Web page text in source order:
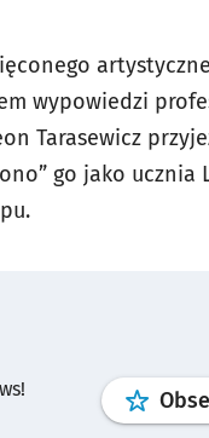
wypowiedzi
Tarasewicz
go jako ucznia